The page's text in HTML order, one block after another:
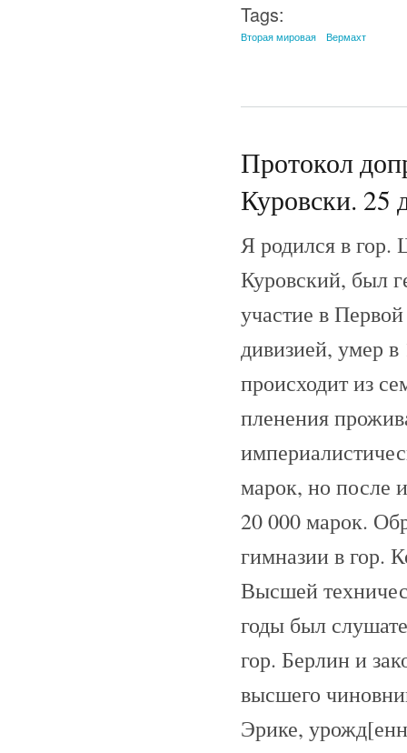
Tags:
Вторая мировая Вермахт
Протокол
Куровски. 25
Я родился в
Куровский, был
участие в
дивизией, умер
происходит из
пленения
марок, но после
20 000 марок.
гимназии в гор.
Высшей
годы был
гор. Берлин и
высшего
Эрике,